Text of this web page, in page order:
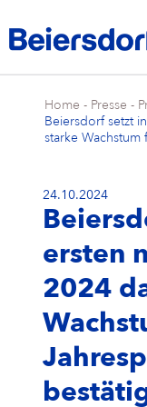
ÜBER UNS
Unsere Core Values
Unser Management
Unser Hauptsitz
Unsere Hamburger
Unsere
Unsere Studien &
Unsere Geschichte
Eucerin
Hansaplast /
Markengeschichte
NIVEA
STRATEGISCHER
Strategischer
Ziele & Ergebnisse
Produkttransparenz
UMWELT
Umwelt
Für das Klima
INKLUSION &
Inklusion &
BERICHTE &
INNOVATIONEN
Innovationen
ÜBERBLICK
AKTIE
ÜBERBLICK
Home - Presse -
Beiersdorf setzt
starke
24.10.2024
ersten
2024